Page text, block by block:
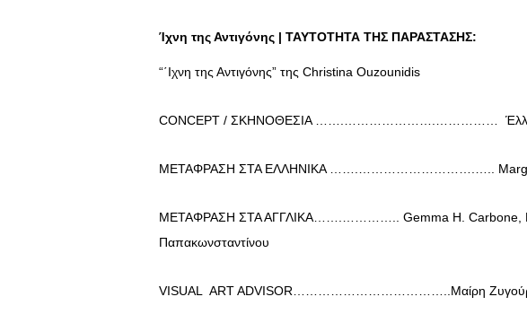
Ίχνη της Αντιγόνης | ΤΑΥΤΟΤΗΤΑ ΤΗΣ ΠΑΡΑΣΤΑΣΗΣ:
“΄Ιχνη της Αντιγόνης” της Christina Ouzounidis
CONCEPT / ΣΚΗΝΟΘΕΣΙΑ …….………………….…………… Έλλη
ΜΕΤΑΦΡΑΣΗ ΣΤΑ ΕΛΛΗΝΙΚΑ …….……………………….…..
ΜΕΤΑΦΡΑΣΗ ΣΤΑ ΑΓΓΛΙΚΑ…….………….. Gemma H. Carbone,
Παπακωνσταντίνου
VISUAL ART ADVISOR………………………………..Μαίρη